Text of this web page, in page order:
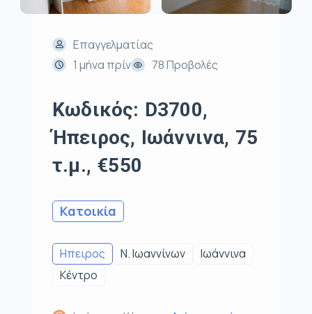
Επαγγελματίας
1 μήνα πρίν
78 Προβολές
Κωδικός: D3700,
Ήπειρος, Ιωάννινα, 75
τ.μ., €550
Κατοικία
Ηπειρος Ν. Ιωαννίνων
Ιωάννινα
Κέντρο